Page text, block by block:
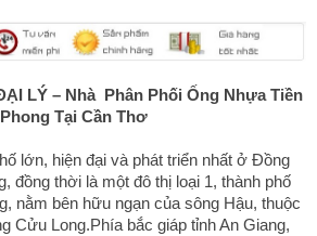
LÝ – Nhà Phân Phối Ống Nhựa Tiền
Phong Tại Cần Thơ
lớn, hiện đại và phát triển nhất ở Đồng
đồng thời là một đô thị loại 1, thành phố
nằm bên hữu ngạn của sông Hậu, thuộc
Cửu Long.Phía bắc giáp tỉnh An Giang,